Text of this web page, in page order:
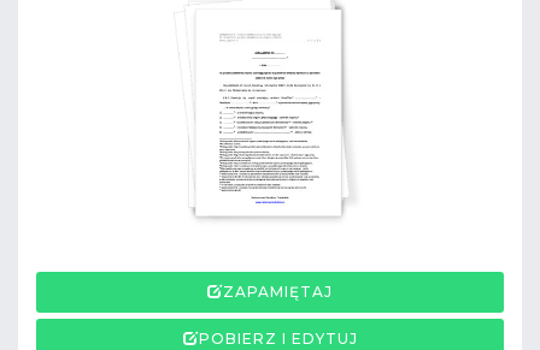
ZAPAMIĘTAJ
POBIERZ I EDYTUJ